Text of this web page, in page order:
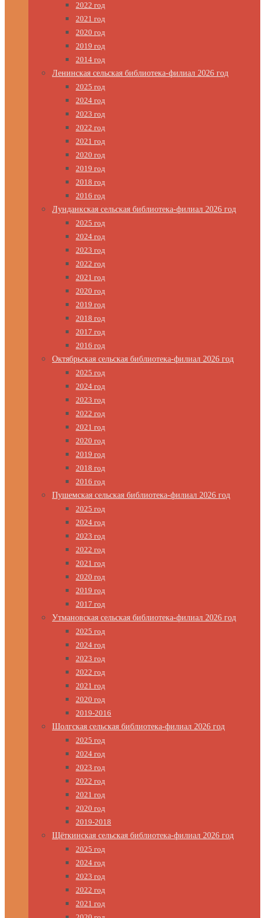
2022 год
2021 год
2020 год
2019 год
2014 год
Ленинская сельская библиотека-филиал 2026 год
2025 год
2024 год
2023 год
2022 год
2021 год
2020 год
2019 год
2018 год
2016 год
Лунданкская сельская библиотека-филиал 2026 год
2025 год
2024 год
2023 год
2022 год
2021 год
2020 год
2019 год
2018 год
2017 год
2016 год
Октябрьская сельская библиотека-филиал 2026 год
2025 год
2024 год
2023 год
2022 год
2021 год
2020 год
2019 год
2018 год
2016 год
Пушемская сельская библиотека-филиал 2026 год
2025 год
2024 год
2023 год
2022 год
2021 год
2020 год
2019 год
2017 год
Утмановская сельская библиотека-филиал 2026 год
2025 год
2024 год
2023 год
2022 год
2021 год
2020 год
2019-2016
Шолгская сельская библиотека-филиал 2026 год
2025 год
2024 год
2023 год
2022 год
2021 год
2020 год
2019-2018
Щёткинская сельская библиотека-филиал 2026 год
2025 год
2024 год
2023 год
2022 год
2021 год